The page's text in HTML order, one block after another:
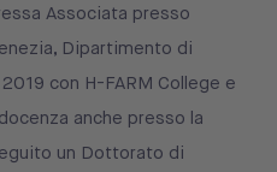
Associata presso
Dipartimento di
con H-FARM College e
anche presso la
un Dottorato di